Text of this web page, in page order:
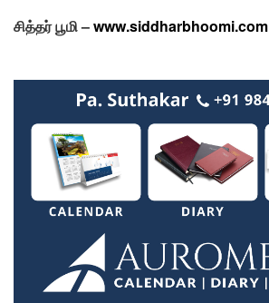
சித்தர் பூமி –www.siddharbhoomi.com